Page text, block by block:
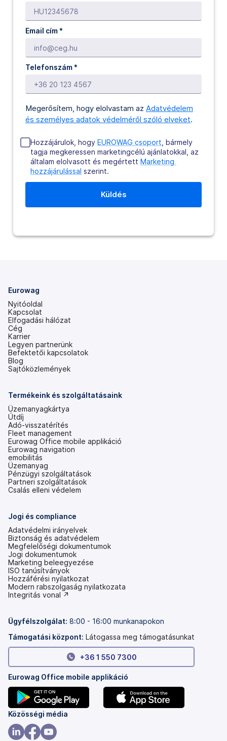
Email cím*
Telefonszám*
Megerősítem, hogy elolvastam az Adatvédelem
és személyes adatok védelméről szóló elveket.
Hozzájárulok, hogy EUROWAG csoport, bármely
tagja megkeressen marketingcélú ajánlatokkal, az
általam elolvasott és megértett Marketing
hozzájárulással szerint.
Eurowag
Nyitóoldal
Kapcsolat
Elfogadási hálózat
Cég
Karrier
Legyen partnerünk
Befektetői kapcsolatok
(új
lapon
Blog
Sajtóközlemények
Termékeink és szolgáltatásaink
Üzemanyagkártya
Útdíj
Adó-visszatérítés
Fleet management
Eurowag Office mobile applikáció
Eurowag navigation
emobilitás
Üzemanyag
Pénzügyi szolgáltatások
Partneri szolgáltatások
Csalás elleni védelem
Jogi és compliance
Adatvédelmi irányelvek
Biztonság és adatvédelem
Megfelelőségi dokumentumok
Jogi dokumentumok
Marketing beleegyezése
ISO tanúsítványok
Hozzáférési nyilatkozat
(új
lapon
Modern rabszolgaság nyilatkozata
(új
meg)
Integritás vonal ↗
Ügyfélszolgálat: 8:00 - 16:00 munkanapokon
Támogatási központ: Látogassa meg támogatásunkat
+36 1 550 7300
Eurowag Office mobile applikáció
(új
lapon
nyílik
Közösségi média